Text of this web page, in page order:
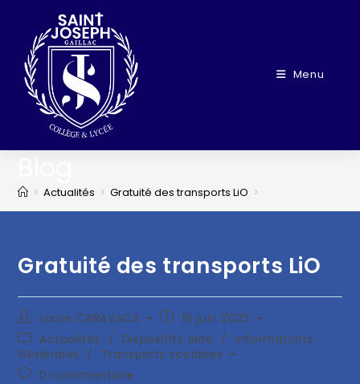
Menu
> Actualités > Gratuité des transports LiO >
Gratuité des transports LiO
Laure CARAVACA
19 juin 2023
Actualités
/ Dispositifs aide / Informations
Générales /
Transports scolaires
0 commentaire